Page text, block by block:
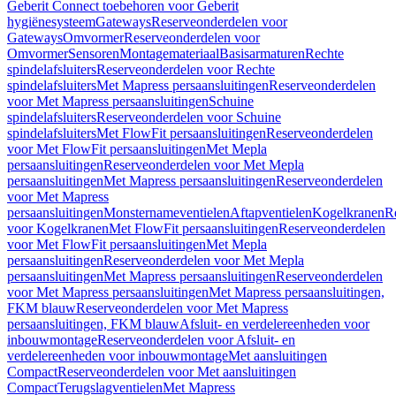
Geberit Connect toebehoren voor Geberit
hygiënesysteemGatewaysReserveonderdelen voor
GatewaysOmvormerReserveonderdelen voor
OmvormerSensorenMontagemateriaalBasisarmaturenRechte
spindelafsluitersReserveonderdelen voor Rechte
spindelafsluitersMet Mapress persaansluitingenReserveonderdelen
voor Met Mapress persaansluitingenSchuine
spindelafsluitersReserveonderdelen voor Schuine
spindelafsluitersMet FlowFit persaansluitingenReserveonderdelen
voor Met FlowFit persaansluitingenMet Mepla
persaansluitingenReserveonderdelen voor Met Mepla
persaansluitingenMet Mapress persaansluitingenReserveonderdelen
voor Met Mapress
persaansluitingenMonsternameventielenAftapventielenKogelkranen
voor KogelkranenMet FlowFit persaansluitingenReserveonderdelen
voor Met FlowFit persaansluitingenMet Mepla
persaansluitingenReserveonderdelen voor Met Mepla
persaansluitingenMet Mapress persaansluitingenReserveonderdelen
voor Met Mapress persaansluitingenMet Mapress persaansluitingen,
FKM blauwReserveonderdelen voor Met Mapress
persaansluitingen, FKM blauwAfsluit- en verdelereenheden voor
inbouwmontageReserveonderdelen voor Afsluit- en
verdelereenheden voor inbouwmontageMet aansluitingen
CompactReserveonderdelen voor Met aansluitingen
CompactTerugslagventielenMet Mapress